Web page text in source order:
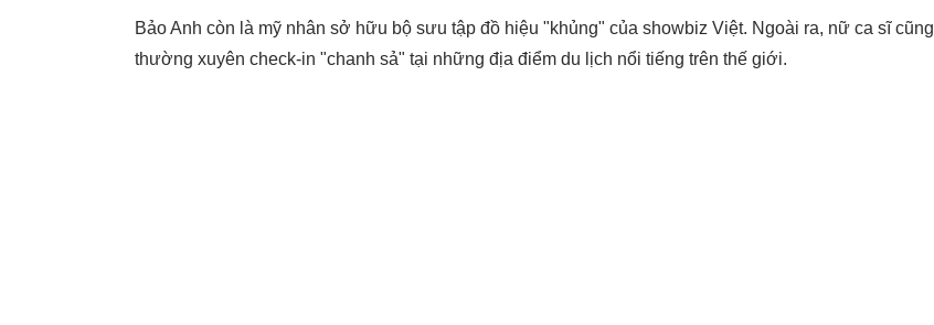
Bảo Anh còn là mỹ nhân sở hữu bộ sưu tập đồ hiệu "khủng" của showbiz Việt. Ngoài ra, nữ ca sĩ cũng
thường xuyên check-in "chanh sả" tại những địa điểm du lịch nổi tiếng trên thế giới.